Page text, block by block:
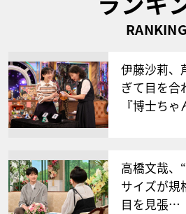
RANKING
伊藤沙莉、
ぎて目を
『博士ち
高橋文哉、
サイズが規
目を見張…